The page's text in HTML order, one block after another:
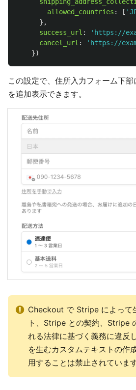
allowed_countries : [ '
},
success_url : ' https://
cancel_url : ' https://
})
この設定で、住所入力フォーム下
を追加表示できます。
Checkout で Stripe によって
ト、Stripe との契約、Stripe
れる法律に基づく義務に違反
を生むカスタムテキストの作
用することは禁止されています